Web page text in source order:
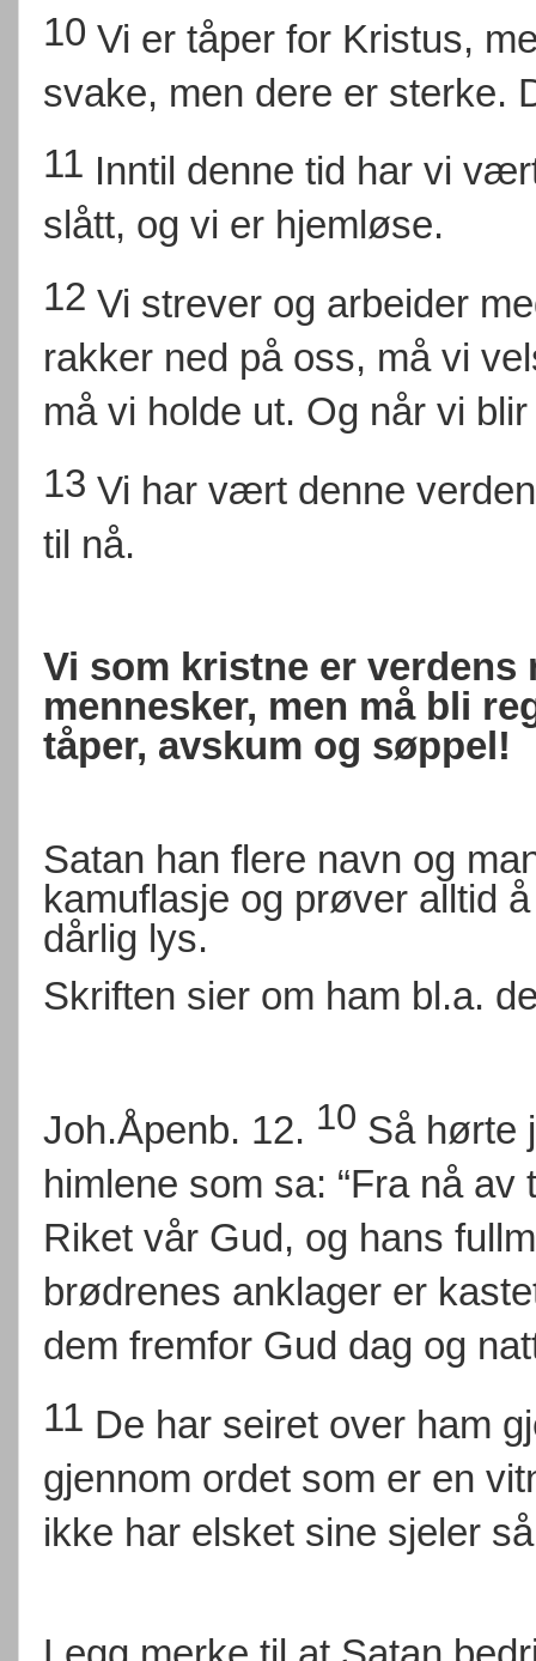
10 Vi er tåper for Kristus,
svake, men dere er sterke.
11 Inntil denne tid har vi
slått, og vi er hjemløse.
12 Vi strever og arbeider
rakker ned på oss, må vi
må vi holde ut. Og når vi
13 Vi har vært denne
til nå.
Vi som kristne er verdens
mennesker, men må bli
tåper, avskum og søppel!
Satan han flere navn og
kamuflasje og prøver alltid
dårlig lys.
Skriften sier om ham bl.a.
Joh.Åpenb. 12. 10 Så hørte
himlene som sa: “Fra nå
Riket vår Gud, og hans
brødrenes anklager er
dem fremfor Gud dag og
11 De har seiret over ham
gjennom ordet som er en
ikke har elsket sine sjeler